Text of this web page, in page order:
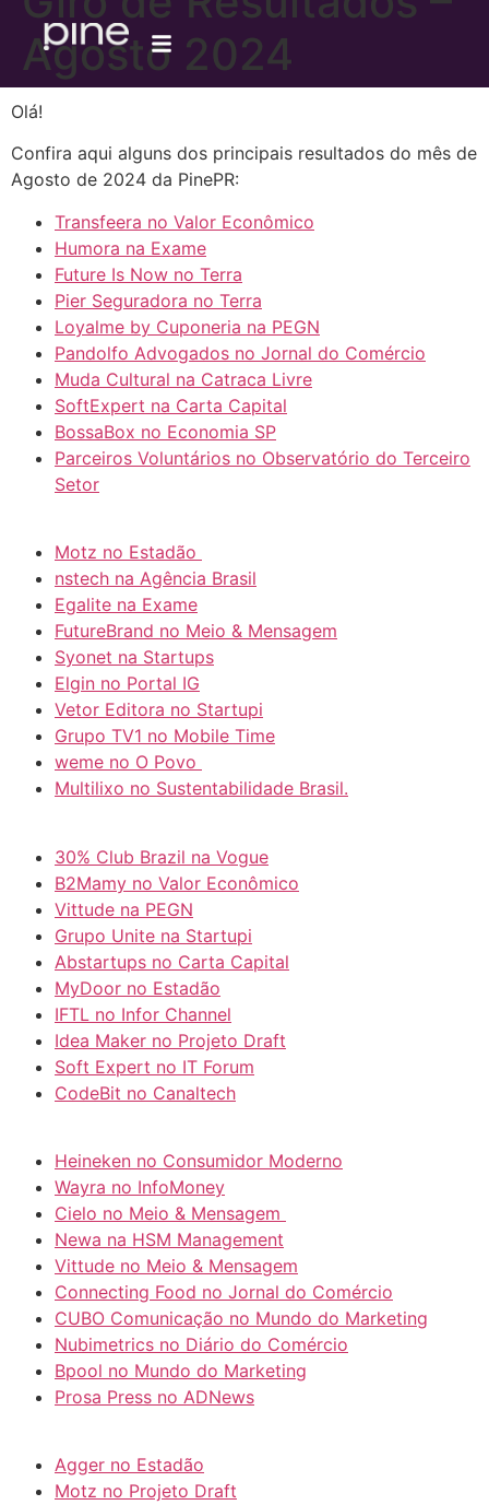
Agosto 2024
Olá!
Confira aqui alguns dos principais resultados do mês de
Agosto de 2024 da PinePR:
Transfeera no Valor Econômico
Humora na Exame
Future Is Now no Terra
Pier Seguradora no Terra
Loyalme by Cuponeria na PEGN
Pandolfo Advogados no Jornal do Comércio
Muda Cultural na Catraca Livre
SoftExpert na Carta Capital
BossaBox no Economia SP
Parceiros Voluntários no Observatório do Terceiro
Setor
Motz no Estadão
nstech na Agência Brasil
Egalite na Exame
FutureBrand no Meio & Mensagem
Syonet na Startups
Elgin no Portal IG
Vetor Editora no Startupi
Grupo TV1 no Mobile Time
weme no O Povo
Multilixo no Sustentabilidade Brasil.
30% Club Brazil na Vogue
B2Mamy no Valor Econômico
Vittude na PEGN
Grupo Unite na Startupi
Abstartups no Carta Capital
MyDoor no Estadão
IFTL no Infor Channel
Idea Maker no Projeto Draft
Soft Expert no IT Forum
CodeBit no Canaltech
Heineken no Consumidor Moderno
Wayra no InfoMoney
Cielo no Meio & Mensagem
Newa na HSM Management
Vittude no Meio & Mensagem
Connecting Food no Jornal do Comércio
CUBO Comunicação no Mundo do Marketing
Nubimetrics no Diário do Comércio
Bpool no Mundo do Marketing
Prosa Press no ADNews
Agger no Estadão
Motz no Projeto Draft